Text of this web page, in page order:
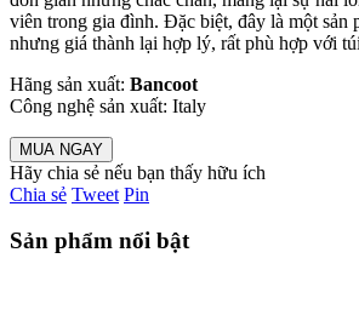
viên trong gia đình. Đặc biệt, đây là một sản
nhưng giá thành lại hợp lý, rất phù hợp với
Hãng sản xuất: Bancoot
Công nghệ sản xuất: Italy
MUA NGAY
Hãy chia sẻ nếu bạn thấy hữu ích
Chia sẻ Tweet Pin
Sản phẩm nổi bật